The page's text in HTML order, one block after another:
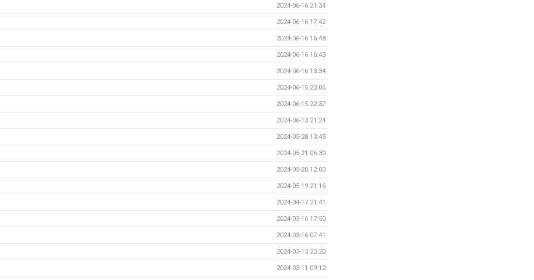
2024-06-16 21:34
2024-06-16 17:42
2024-06-16 16:48
2024-06-16 16:43
2024-06-16 13:34
2024-06-15 23:06
2024-06-15 22:37
2024-06-13 21:24
2024-05-28 13:45
2024-05-21 06:30
2024-05-20 12:00
2024-05-19 21:16
2024-04-17 21:41
2024-03-16 17:50
2024-03-16 07:41
2024-03-13 23:20
2024-03-11 09:12